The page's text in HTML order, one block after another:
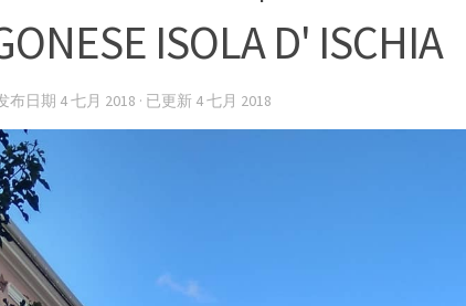
ISOLA D' ISCHIA
布日期 4 七月 2018 · 已更新 4 七月 2018